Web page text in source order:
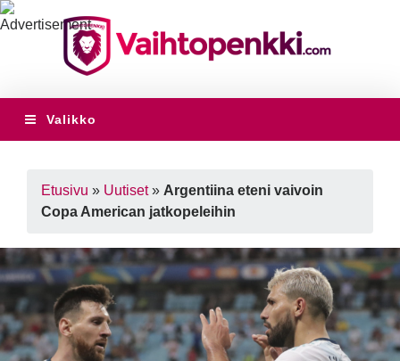
Valikko
Etusivu » Uutiset» Argentiina eteni vaivoin
Copa American jatkopeleihin